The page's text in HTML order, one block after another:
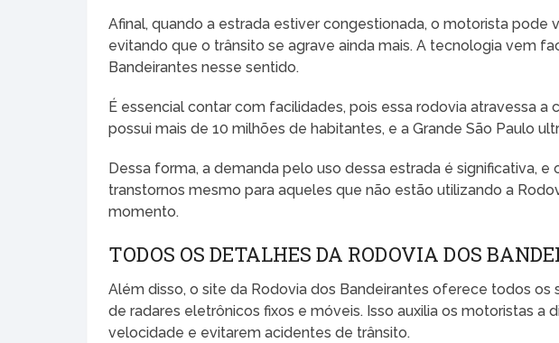
Afinal, quando a estrada estiver congestionada, o motorista pode
evitando que o trânsito se agrave ainda mais. A tecnologia vem
Bandeirantes nesse sentido.
É essencial contar com facilidades, pois essa rodovia atravessa a
possui mais de 10 milhões de habitantes, e a Grande São Paulo
Dessa forma, a demanda pelo uso dessa estrada é significativa, e
transtornos mesmo para aqueles que não estão utilizando a
momento.
TODOS OS DETALHES DA RODOVIA DOS
Além disso, o site da Rodovia dos Bandeirantes oferece todos os
de radares eletrônicos fixos e móveis. Isso auxilia os motoristas a
velocidade e evitarem acidentes de trânsito.